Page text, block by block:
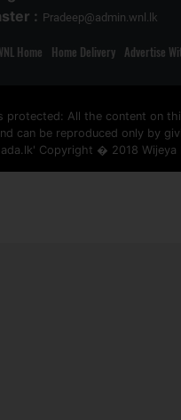
: Pradeep@admin.wnl.lk
Home Home Delivery Advertise
protected: All the content on
can be reproduced only by
Copyright � 2018 Wijeya